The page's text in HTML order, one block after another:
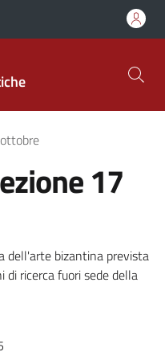
17
dell'arte bizantina prevista
di ricerca fuori sede della